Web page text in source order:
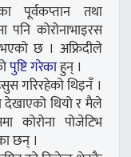
पूर्वकप्तान तथा
पनि कोरोनाभाइरस
छ । अफ्रिदीले
पुष्टि गरेकाहुन् ।
गरिरहेको थिइनँ ।
देखाएको थियो र मैले
कोरोना पोजेटिभ
छन् ।